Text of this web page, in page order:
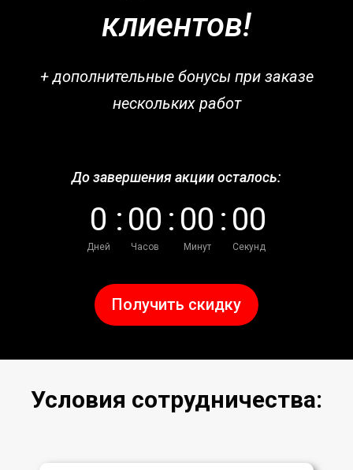
клиентов!
+ дополнительные бонусы при заказе
нескольких работ
До завершения акции осталось:
0
Дней
: 00
Часов
: 00
Минут
: 00
Секунд
Получить скидку
Условия сотрудничества: